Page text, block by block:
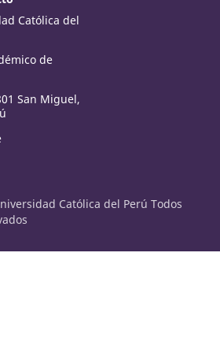
Católica del
de
San Miguel,
Católica del Perú Todos